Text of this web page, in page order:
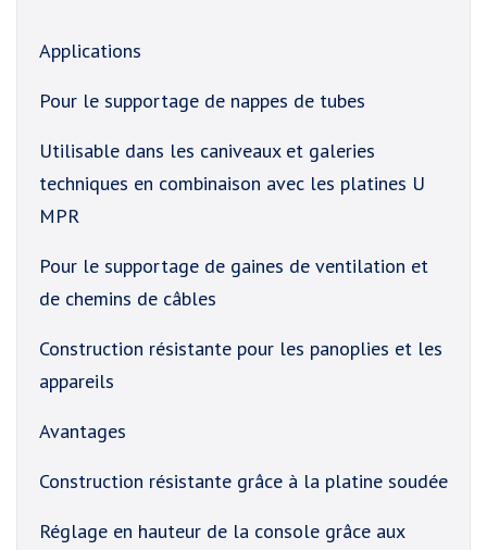
Applications
Pour le supportage de nappes de tubes
Utilisable dans les caniveaux et galeries
techniques en combinaison avec les platines U
MPR
Pour le supportage de gaines de ventilation et
de chemins de câbles
Construction résistante pour les panoplies et les
appareils
Avantages
Construction résistante grâce à la platine soudée
Réglage en hauteur de la console grâce aux